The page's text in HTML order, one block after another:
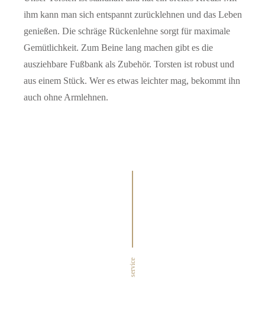
ihm kann man sich entspannt zurücklehnen und das Leben
genießen. Die schräge Rückenlehne sorgt für maximale
Gemütlichkeit. Zum Beine lang machen gibt es die
ausziehbare Fußbank als Zubehör. Torsten ist robust und
aus einem Stück. Wer es etwas leichter mag, bekommt ihn
auch ohne Armlehnen.
service